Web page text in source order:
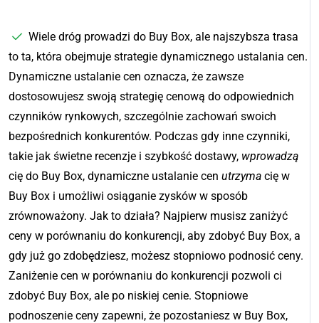
Wiele dróg prowadzi do Buy Box, ale najszybsza trasa
to ta, która obejmuje strategie dynamicznego ustalania cen.
Dynamiczne ustalanie cen oznacza, że zawsze
dostosowujesz swoją strategię cenową do odpowiednich
czynników rynkowych, szczególnie zachowań swoich
bezpośrednich konkurentów. Podczas gdy inne czynniki,
takie jak świetne recenzje i szybkość dostawy, wprowadzą
cię do Buy Box, dynamiczne ustalanie cen utrzyma cię w
Buy Box i umożliwi osiąganie zysków w sposób
zrównoważony. Jak to działa? Najpierw musisz zaniżyć
ceny w porównaniu do konkurencji, aby zdobyć Buy Box, a
gdy już go zdobędziesz, możesz stopniowo podnosić ceny.
Zaniżenie cen w porównaniu do konkurencji pozwoli ci
zdobyć Buy Box, ale po niskiej cenie. Stopniowe
podnoszenie ceny zapewni, że pozostaniesz w Buy Box,